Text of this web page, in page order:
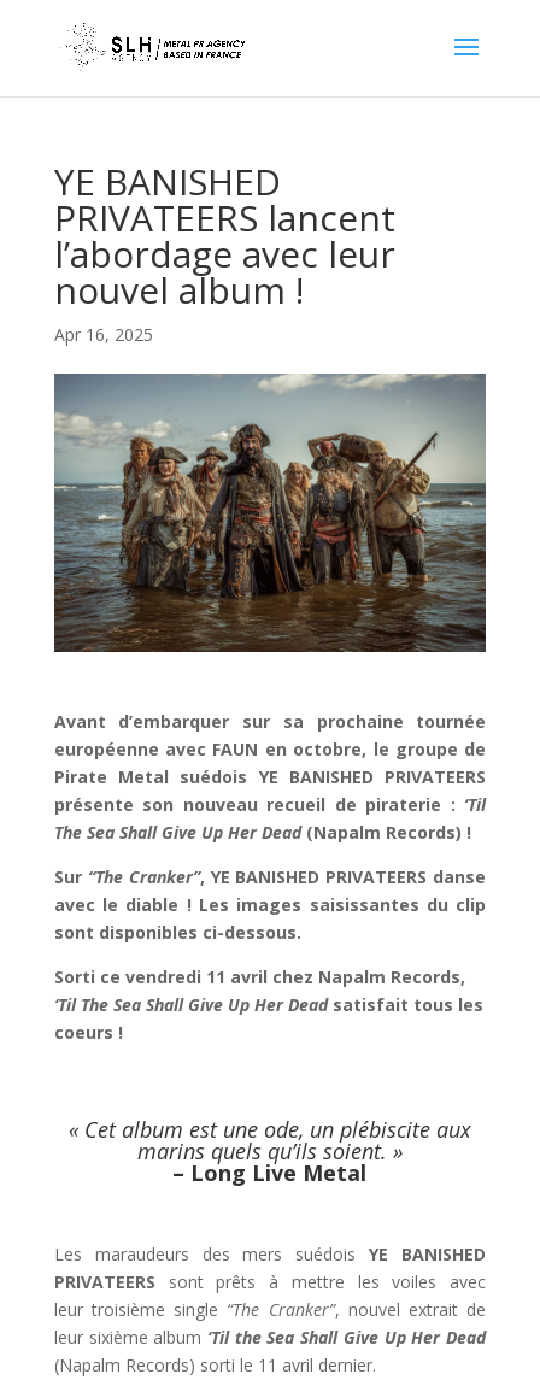
YE BANISHED
PRIVATEERS lancent
l’abordage avec leur
nouvel album !
Apr 16, 2025
Avant d’embarquer sur sa prochaine tournée
européenne avec FAUN en octobre, le groupe de
Pirate Metal suédois YE BANISHED PRIVATEERS
présente son nouveau recueil de piraterie : ‘Til
The Sea Shall Give Up Her Dead(Napalm Records) !
Sur “The Cranker”, YE BANISHED PRIVATEERS danse
avec le diable ! Les images saisissantes du clip
sont disponibles ci-dessous.
Sorti ce vendredi 11 avril chez Napalm Records,
‘Til The Sea Shall Give Up Her Dead satisfait tous les
coeurs !
« Cet album est une ode, un plébiscite aux
marins quels qu’ils soient. »
– Long Live Metal
Les maraudeurs des mers suédoisYE BANISHED
PRIVATEERS sont prêts à mettre les voiles avec
leur troisième single “The Cranker”, nouvel extrait de
leur sixième album ‘Til the Sea Shall Give Up Her Dead
(Napalm Records) sorti le 11 avril dernier.